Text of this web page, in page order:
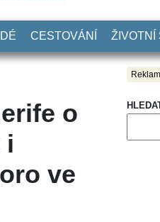
CESTOVÁNÍ ŽIVOTNÍ
o
i
ve